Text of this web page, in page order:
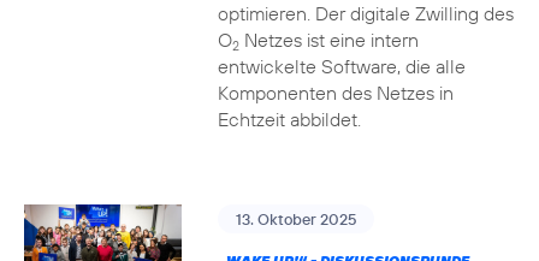
optimieren. Der digitale Zwilling des
O2Netzes ist eine intern
entwickelte Software, die alle
Komponenten des Netzes in
Echtzeit abbildet.
13. Oktober 2025